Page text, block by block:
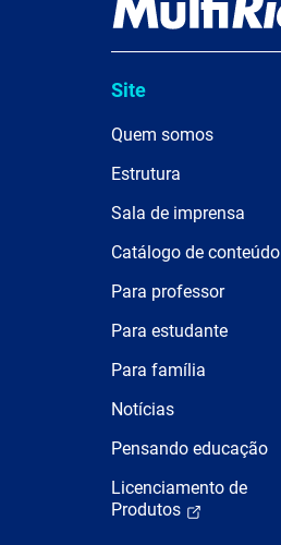
Site
Quem somos
Estrutura
Sala de imprensa
Catálogo de conteúdo
Para professor
Para estudante
Para família
Notícias
Pensando educação
Licenciamento de
Produtos